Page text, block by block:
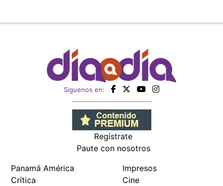
Siguenos en:
Regístrate
Paute con nosotros
Panamá América
Crítica
Impresos
Cine